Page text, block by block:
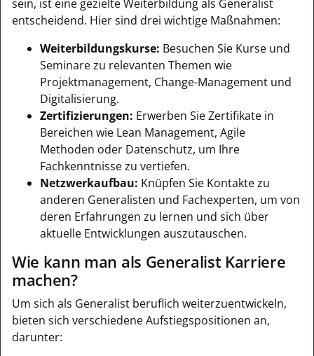
sein, ist eine gezielte Weiterbildung als Generalist
entscheidend. Hier sind drei wichtige Maßnahmen:
Weiterbildungskurse: Besuchen Sie Kurse und
Seminare zu relevanten Themen wie
Projektmanagement, Change-Management und
Digitalisierung.
Zertifizierungen: Erwerben Sie Zertifikate in
Bereichen wie Lean Management, Agile
Methoden oder Datenschutz, um Ihre
Fachkenntnisse zu vertiefen.
Netzwerkaufbau: Knüpfen Sie Kontakte zu
anderen Generalisten und Fachexperten, um von
deren Erfahrungen zu lernen und sich über
aktuelle Entwicklungen auszutauschen.
Wie kann man als Generalist Karriere
machen?
Um sich als Generalist beruflich weiterzuentwickeln,
bieten sich verschiedene Aufstiegspositionen an,
darunter: